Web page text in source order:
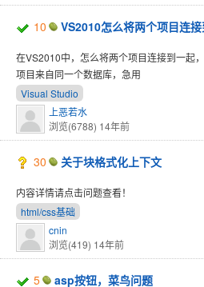
10 VS2010怎么将两个项目连接
在VS2010中，怎么将两个项目连接到一起
项目来自同一个数据库，急用
Visual Studio
上恶若水
浏览(6788) 14年前
30 关于块格式化上下文
内容详情请点击问题查看！
html/css基础
cnin
浏览(419) 14年前
5 asp按钮，菜鸟问题